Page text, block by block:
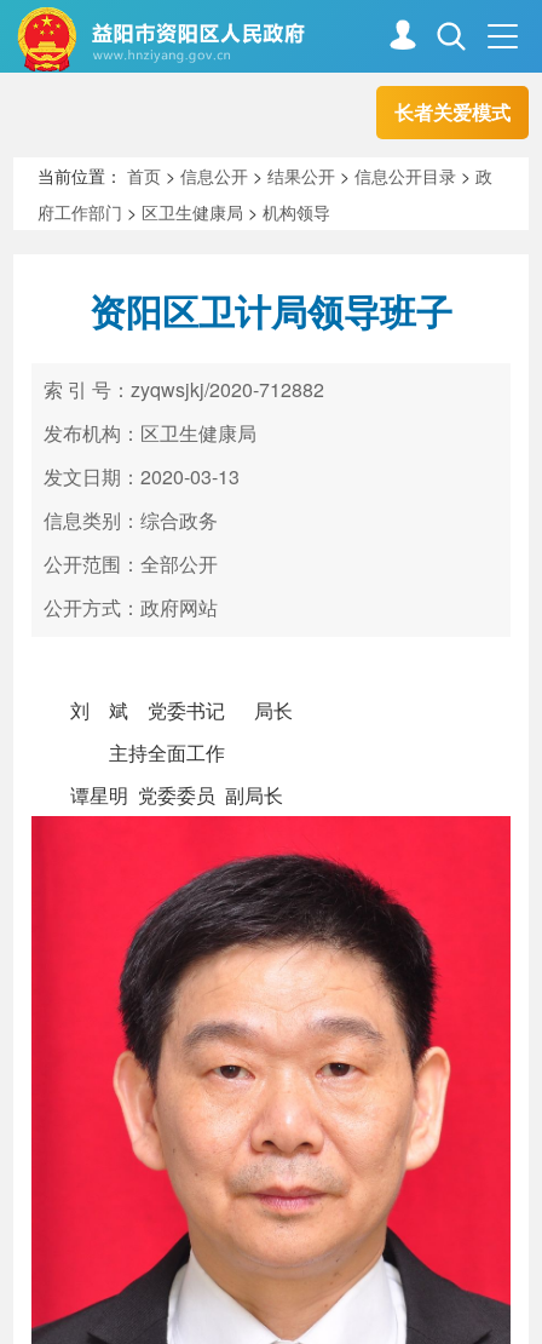
长者关爱模式
走进资阳
新闻中心 解读回应
政务服务
高效办成一件事
当前位置：首页 >信息公开 >结果公开 >信息公开目录 >政
府工作部门 > 区卫生健康局 >机构领导
资阳区卫计局领导班子
索 引 号：zyqwsjkj/2020-712882
发布机构：区卫生健康局
发文日期：2020-03-13
信息类别：综合政务
公开范围：全部公开
公开方式：政府网站
刘 斌 党委书记 局长
主持全面工作
谭星明 党委委员 副局长